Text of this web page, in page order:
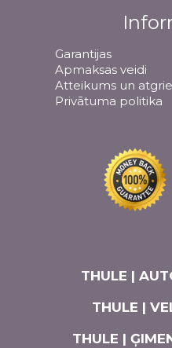
Garantijas
Apmaksas veidi
Atteikums un
Privātuma politika
THULE |
THULE |
THULE |